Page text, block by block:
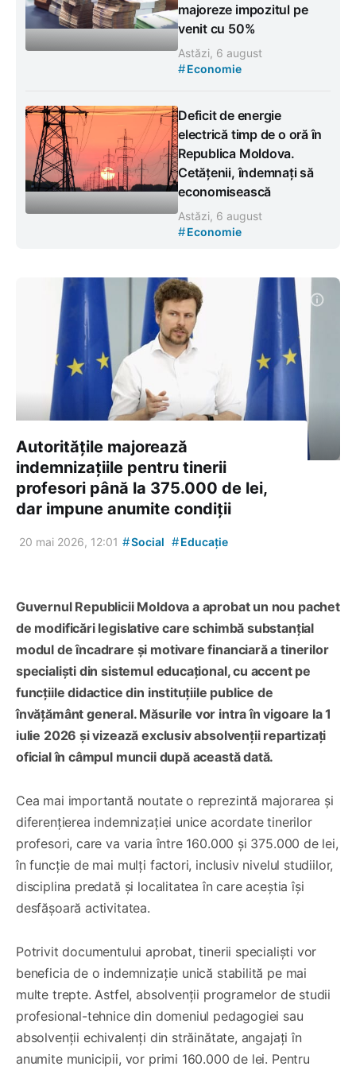
majoreze impozitul pe
venit cu 50%
Astăzi, 6 august
#Economie
Deficit de energie
electrică timp de o oră în
Republica Moldova.
Cetățenii, îndemnați să
economisească
Astăzi, 6 august
#Economie
Autoritățile majorează
indemnizațiile pentru tinerii
profesori până la 375.000 de lei,
dar impune anumite condiții
20 mai 2026, 12:01 #Social #Educație
Guvernul Republicii Moldova a aprobat un nou pachet
de modificări legislative care schimbă substanțial
modul de încadrare și motivare financiară a tinerilor
specialiști din sistemul educațional, cu accent pe
funcțiile didactice din instituțiile publice de
învățământ general. Măsurile vor intra în vigoare la 1
iulie 2026 și vizează exclusiv absolvenții repartizați
oficial în câmpul muncii după această dată.
Cea mai importantă noutate o reprezintă majorarea și
diferențierea indemnizației unice acordate tinerilor
profesori, care va varia între 160.000 și 375.000 de lei,
în funcție de mai mulți factori, inclusiv nivelul studiilor,
disciplina predată și localitatea în care aceștia își
desfășoară activitatea.
Potrivit documentului aprobat, tinerii specialiști vor
beneficia de o indemnizație unică stabilită pe mai
multe trepte. Astfel, absolvenții programelor de studii
profesional-tehnice din domeniul pedagogiei sau
absolvenții echivalenți din străinătate, angajați în
anumite municipii, vor primi 160.000 de lei. Pentru